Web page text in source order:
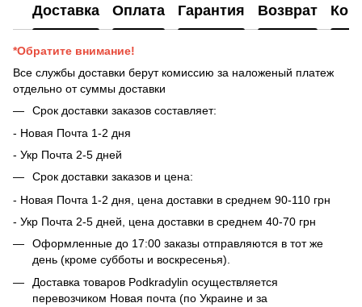
Доставка Оплата Гарантия Возврат
*Обратите внимание!
Все службы доставки берут комиссию за наложеный платеж
отдельно от суммы доставки
Срок доставки заказов составляет:
- Новая Почта 1-2 дня
- ​​Укр Почта 2-5 дней
Срок доставки заказов и цена:
- Новая Почта 1-2 дня, цена доставки в среднем 90-110 грн
- Укр Почта 2-5 дней, цена доставки в среднем 40-70 грн
Оформленные до 17:00 заказы отправляются в тот же
день (кроме субботы и воскресенья).
Доставка товаров Podkradylin осуществляется
перевозчиком Новая почта (по Украине и за